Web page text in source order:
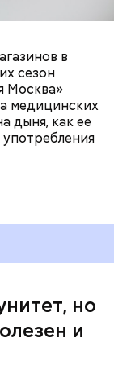
в
сезон
Москва»
медицинских
дыня, как ее
употребления
сосудам
но
и
При
несколько
в свежем